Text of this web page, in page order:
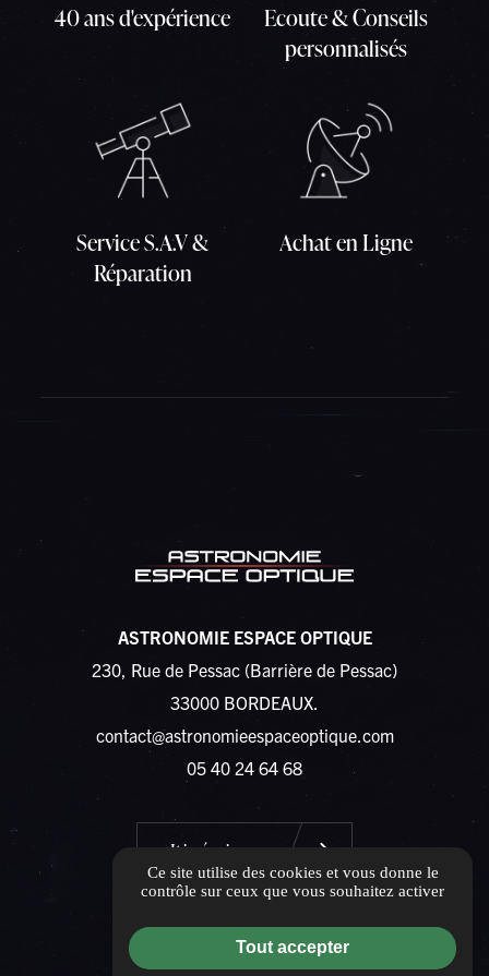
40 ans d'expérience
Ecoute & Conseils
personnalisés
Service S.A.V &
Réparation
Achat en Ligne
ASTRONOMIE ESPACE OPTIQUE
230, Rue de Pessac (Barrière de Pessac)
33000 BORDEAUX.
contact@astronomieespaceoptique.com
05 40 24 64 68
Itinéraire
Ce site utilise des cookies et vous donne le
contrôle sur ceux que vous souhaitez activer
Tout accepter